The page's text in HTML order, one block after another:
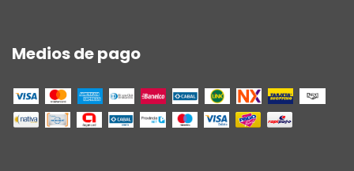
Medios de pago